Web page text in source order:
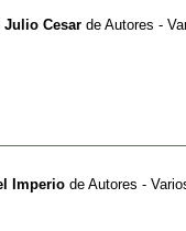
Julio Cesar de Autores -
Imperio de Autores -